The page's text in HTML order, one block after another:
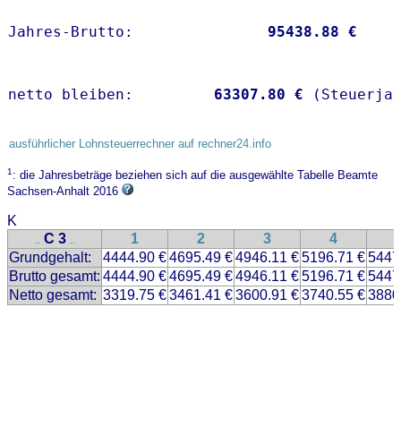
Jahres-Brutto: 95438.88 €
netto bleiben: 63307.80 €
ausführlicher Lohnsteuerrechner auf rechner24.info
1: die Jahresbeträge beziehen sich auf die ausgewählte Tabelle Beamte
Sachsen-Anhalt 2016
K
.. C 3 .. 1 2 3 4
Grundgehalt:
4444.90 €4695.49 €4946.11 €5196.71 €
Brutto gesamt: 4444.90 €4695.49 €4946.11 €5196.71 €
Netto gesamt: 3319.75 €3461.41 €3600.91 €3740.55 €